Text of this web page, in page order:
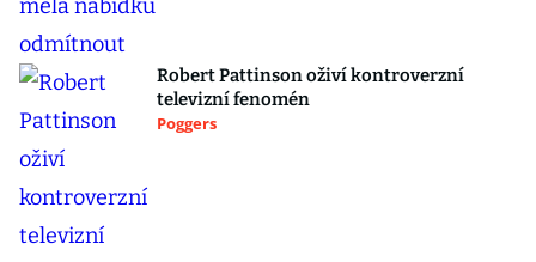
Robert Pattinson oživí kontroverzní
televizní fenomén
Poggers